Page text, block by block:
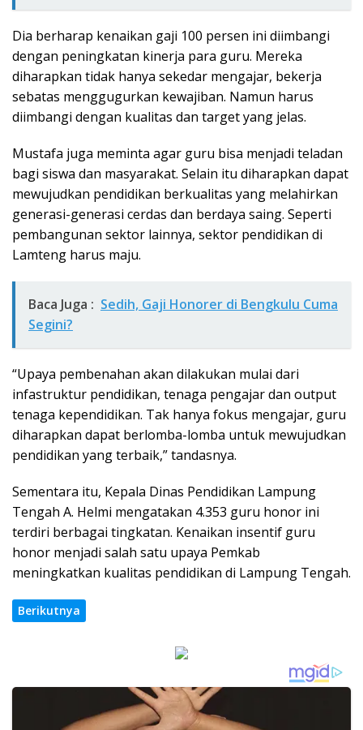
Dia berharap kenaikan gaji 100 persen ini diimbangi
dengan peningkatan kinerja para guru. Mereka
diharapkan tidak hanya sekedar mengajar, bekerja
sebatas menggugurkan kewajiban. Namun harus
diimbangi dengan kualitas dan target yang jelas.
Mustafa juga meminta agar guru bisa menjadi teladan
bagi siswa dan masyarakat. Selain itu diharapkan dapat
mewujudkan pendidikan berkualitas yang melahirkan
generasi-generasi cerdas dan berdaya saing. Seperti
pembangunan sektor lainnya, sektor pendidikan di
Lamteng harus maju.
Baca Juga : Sedih, Gaji Honorer di Bengkulu Cuma
Segini?
“Upaya pembenahan akan dilakukan mulai dari
infastruktur pendidikan, tenaga pengajar dan output
tenaga kependidikan. Tak hanya fokus mengajar, guru
diharapkan dapat berlomba-lomba untuk mewujudkan
pendidikan yang terbaik,” tandasnya.
Sementara itu, Kepala Dinas Pendidikan Lampung
Tengah A. Helmi mengatakan 4.353 guru honor ini
terdiri berbagai tingkatan. Kenaikan insentif guru
honor menjadi salah satu upaya Pemkab
meningkatkan kualitas pendidikan di Lampung Tengah.
Berikutnya